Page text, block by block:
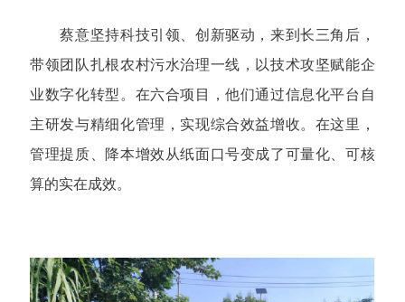
蔡意坚持科技引领、创新驱动，来到长三角后，
带领团队扎根农村污水治理一线，以技术攻坚赋能企
业数字化转型。在六合项目，他们通过信息化平台自
主研发与精细化管理，实现综合效益增收。在这里，
管理提质、降本增效从纸面口号变成了可量化、可核
算的实在成效。